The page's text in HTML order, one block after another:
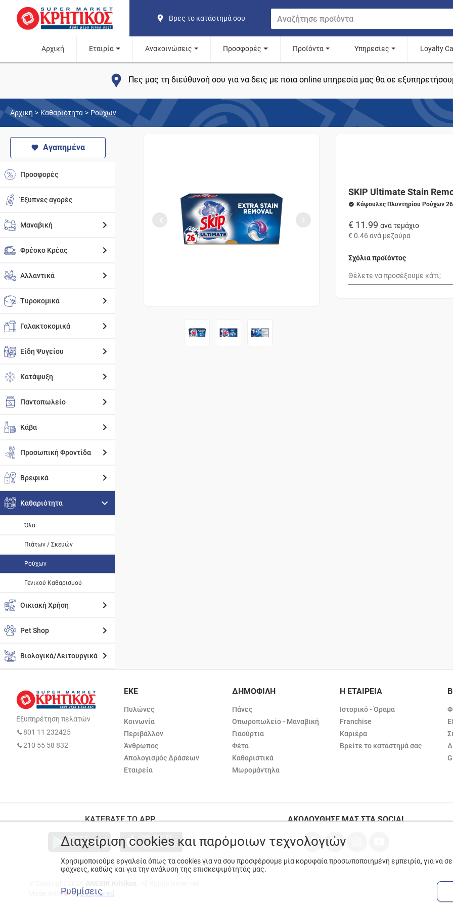
Βρες το κατάστημά σου
Αρχική Εταιρία Ανακοινώσεις Προσφορές Προϊόντα Υπηρεσίες Loyalty
Πες μας τη διεύθυνσή σου για να δεις με ποια online υπηρεσία μας θα σε
Αρχική > Καθαριότητα > Ρούχων
Αγαπημένα
Προσφορές
Έξυπνες αγορές
Μαναβική
Φρέσκο Κρέας
Αλλαντικά
Τυροκομικά
Γαλακτοκομικά
Είδη Ψυγείου
Κατάψυξη
Παντοπωλείο
Κάβα
Προσωπική Φροντίδα
Βρεφικά
Καθαριότητα
Όλα
Πιάτων / Σκευών
Ρούχων
Γενικού Καθαρισμού
Οικιακή Χρήση
Pet Shop
Βιολογικά/Λειτουργικά
SKIP Ultimate Stain
Κάψουλες Πλυντηρίου Ρούχων
€ 11.99 ανά τεμάχιο
€ 0.46 ανά μεζούρα
Σχόλια προϊόντος
Εξυπηρέτηση πελατών
801 11 232425
210 55 58 832
ΕΚΕ
Πυλώνες
Κοινωνία
Περιβάλλον
Άνθρωπος
Απολογισμός Δράσεων
Εταιρεία
ΔΗΜΟΦΙΛΗ
Πάνες
Οπωροπωλείο - Μαναβική
Γιαούρτια
Φέτα
Καθαριστικά
Μωρομάντηλα
Η ΕΤΑΙΡΕΙΑ
Ιστορικό - Όραμα
Franchise
Καριέρα
Βρείτε το κατάστημά σας
ΚΑΤΕΒΑΣΕ ΤΟ APP ΑΚΟΛΟΥΘΗΣΕ ΜΑΣ ΣΤΑ SOCIAL
Made with
byDesquared
Διαχείριση cookies και παρόμοιων τεχνολογιών
Χρησιμοποιούμε εργαλεία όπως τα cookies για να σου προσφέρουμε μία κορυφαία προσωποποιημένη εμπειρία, για να
ψάχνεις, καθώς και για την ανάλυση της επισκεψιμότητάς μας.
Ρυθμίσεις